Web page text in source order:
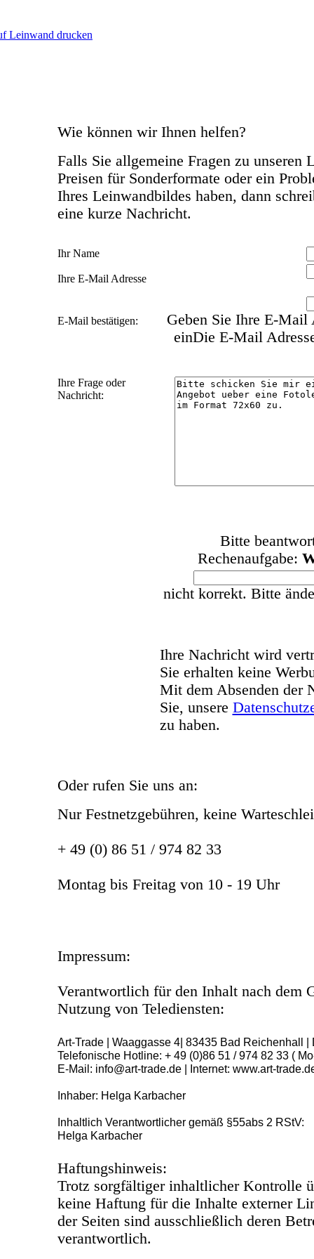
Wie können wir Ihnen helfen?
Falls Sie allgemeine Fragen zu unseren
Preisen für Sonderformate oder ein
Ihres Leinwandbildes haben, dann
eine kurze Nachricht.
Ihr Name
Ihre E-Mail Adresse
E-Mail bestätigen:
Geben Sie Ihre E-Mail
einDie E-Mail
Ihre Frage oder
Nachricht:
Bitte
Rechenaufgabe:
nicht korrekt. Bitte
Ihre Nachricht wird
Sie erhalten keine
Mit dem Absenden der
Sie, unsere
zu haben.
Oder rufen Sie uns an:
Nur Festnetzgebühren, keine
+ 49 (0) 86 51 / 974 82 33
Montag bis Freitag von 10 - 19 Uhr
Impressum:
Verantwortlich für den Inhalt nach dem
Nutzung von Telediensten:
Art-Trade | Waaggasse 4| 83435 Bad Reichenhall |
Telefonische Hotline: + 49 (0)86 51 / 974 82 33 (
E-Mail: info@art-trade.de | Internet: www.art-
Inhaber: Helga Karbacher
Inhaltlich Verantwortlicher gemäß §55abs 2 RStV:
Helga Karbacher
Haftungshinweis:
Trotz sorgfältiger inhaltlicher Kontrolle
keine Haftung für die Inhalte externer
der Seiten sind ausschließlich deren
verantwortlich.